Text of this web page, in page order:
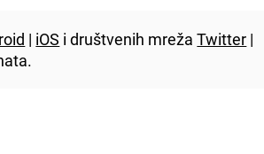
| iOS i društvenih mrežaTwitter |